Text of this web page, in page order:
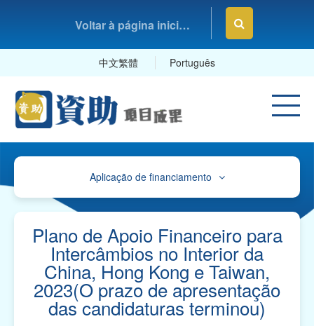
Voltar à página inicial da Fundação Macau
中文繁體 Português
Aplicação de financiamento
Avisos
Orienteações, Impressos e Exemplares
Orientações e Mapa de Referência sobre o
Plano de Contas
Impressos para "Pedidos de Apoio Financeiro" e
Exemplares
Plano de Apoio Financeiro para
Intercâmbios no Interior da
China, Hong Kong e Taiwan,
2023(O prazo de apresentação
das candidaturas terminou)